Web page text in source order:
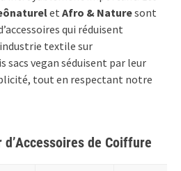
et Afro & Naturesont
qui réduisent
textile sur
sacs vegan séduisent par leur
tout en respectant notre
d’Accessoires de Coiffure